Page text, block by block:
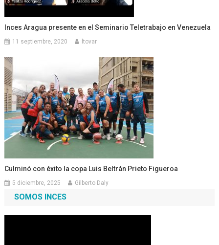
Inces Aragua presente en el Seminario Teletrabajo en Venezuela
11 septiembre, 2020 ltovar
Culminó con éxito la copa Luis Beltrán Prieto Figueroa
5 diciembre, 2025 Gilberto Daly
SOMOS INCES